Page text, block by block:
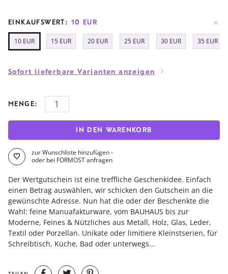
EINKAUFSWERT: 10 EUR
10 EUR 15 EUR 20 EUR 25 EUR 30 EUR 35 EUR
Sofort lieferbare Varianten anzeigen
MENGE:
IN DEN WARENKORB
zur Wunschliste hinzufügen -
oder bei FORMOST anfragen
Der Wertgutschein ist eine treffliche Geschenkidee. Einfach
einen Betrag auswählen, wir schicken den Gutschein an die
gewünschte Adresse. Nun hat die oder der Beschenkte die
Wahl: feine Manuafakturware, vom BAUHAUS bis zur
Moderne, Feines & Nützliches aus Metall, Holz, Glas, Leder,
Textil oder Porzellan. Unikate oder limitiere Kleinstserien, für
Schreibtisch, Küche, Bad oder unterwegs...